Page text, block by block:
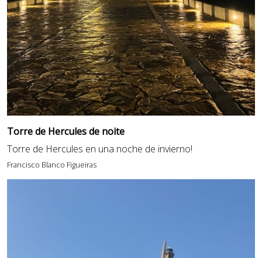
Torre de Hercules de noite
Torre de Hercules en una noche de invierno!
Francisco Blanco Figueiras